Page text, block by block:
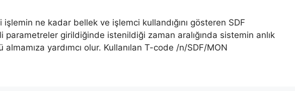
ne kadar bellek ve işlemci kullandığını gösteren SDF
parametreler girildiğinde istenildiği zaman aralığında sistemin anlık
yardımcı olur. Kullanılan T-code /n/SDF/MON